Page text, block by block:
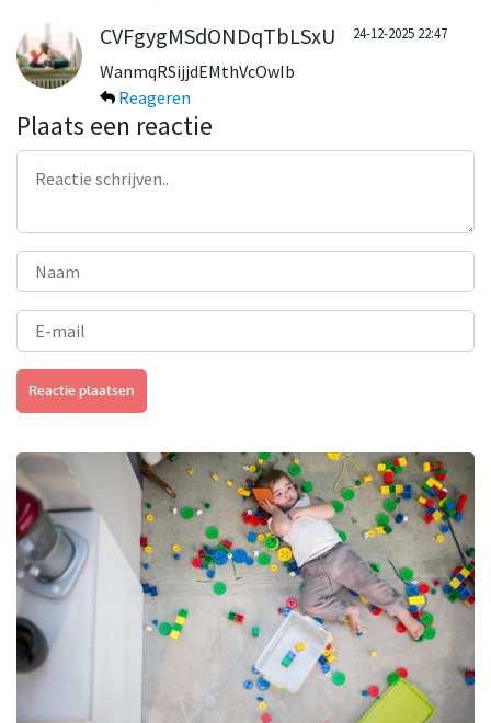
CVFgygMSdONDqTbLSxU 24-12-2025 22:47
WanmqRSijjdEMthVcOwIb
Reageren
Plaats een reactie
Reactie plaatsen